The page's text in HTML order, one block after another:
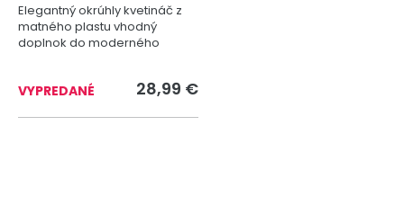
Elegantný okrúhly kvetináč z
matného plastu vhodný
doplnok do moderného
VYPREDANÉ 28,99 €